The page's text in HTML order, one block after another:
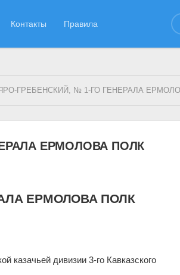
Контакты Правила
ГРЕБЕНСКИЙ, № 1-ГО ГЕНЕРАЛА
ЕРМОЛОВА ПОЛК
ЕРМОЛОВА ПОЛК
казачьей дивизии 3-го Кавказского